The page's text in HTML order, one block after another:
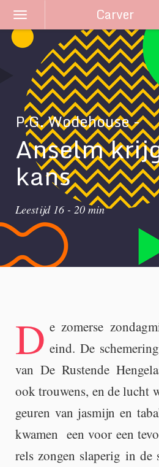
Schakel
navigatie
Carver
P.G. Wodehouse -
Anselm
kans
Leestijd 16 - 20 min
D e zo­mer­se
eind. De
van De Rus­ten­de
ook trou­wens, en de lucht
geu­ren van jas­mijn en
kwa­men een voor een
rels zon­gen sla­pe­rig in